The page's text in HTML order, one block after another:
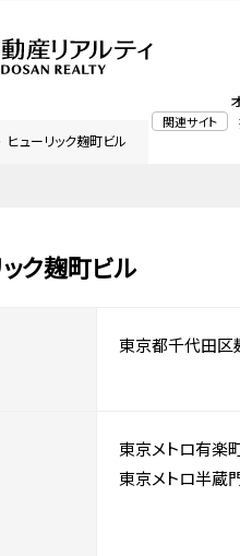
関連サイト
ヒューリック麹町ビル
ク麹町ビル
東京都千代田区
東京メトロ有楽
東京メトロ半蔵